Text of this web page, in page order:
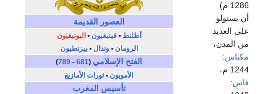
العصور القديمة
أطلنط •فينيقيون •البونيقيون
الرومان •وندال •بيزنطيون
الفتح الإسلامي (
681
-
789
)
الأمويون •ثورات الأمازيغ
تأسيس المغرب
1286 م)
أن يستولو
على العديد
من المدن،
مكناس:
1244 م،
فاس: